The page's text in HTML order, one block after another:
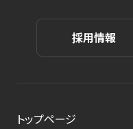
採用情報
トップページ